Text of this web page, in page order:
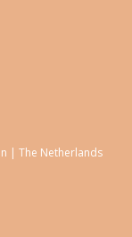
| The Netherlands